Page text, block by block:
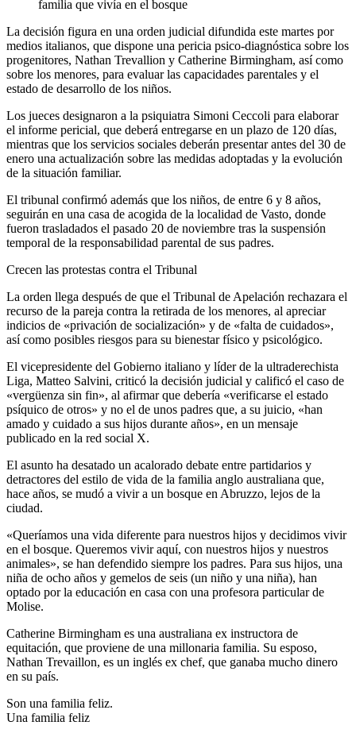
familia que vivía en el bosque
La decisión figura en una orden judicial difundida este martes por
medios italianos, que dispone una pericia psico-diagnóstica sobre los
progenitores, Nathan Trevallion y Catherine Birmingham, así como
sobre los menores, para evaluar las capacidades parentales y el
estado de desarrollo de los niños.
Los jueces designaron a la psiquiatra Simoni Ceccoli para elaborar
el informe pericial, que deberá entregarse en un plazo de 120 días,
mientras que los servicios sociales deberán presentar antes del 30 de
enero una actualización sobre las medidas adoptadas y la evolución
de la situación familiar.
El tribunal confirmó además que los niños, de entre 6 y 8 años,
seguirán en una casa de acogida de la localidad de Vasto, donde
fueron trasladados el pasado 20 de noviembre tras la suspensión
temporal de la responsabilidad parental de sus padres.
Crecen las protestas contra el Tribunal
La orden llega después de que el Tribunal de Apelación rechazara el
recurso de la pareja contra la retirada de los menores, al apreciar
indicios de «privación de socialización» y de «falta de cuidados»,
así como posibles riesgos para su bienestar físico y psicológico.
El vicepresidente del Gobierno italiano y líder de la ultraderechista
Liga, Matteo Salvini, criticó la decisión judicial y calificó el caso de
«vergüenza sin fin», al afirmar que debería «verificarse el estado
psíquico de otros» y no el de unos padres que, a su juicio, «han
amado y cuidado a sus hijos durante años», en un mensaje
publicado en la red social X.
El asunto ha desatado un acalorado debate entre partidarios y
detractores del estilo de vida de la familia anglo australiana que,
hace años, se mudó a vivir a un bosque en Abruzzo, lejos de la
ciudad.
«Queríamos una vida diferente para nuestros hijos y decidimos vivir
en el bosque. Queremos vivir aquí, con nuestros hijos y nuestros
animales», se han defendido siempre los padres. Para sus hijos, una
niña de ocho años y gemelos de seis (un niño y una niña), han
optado por la educación en casa con una profesora particular de
Molise.
Catherine Birmingham es una australiana ex instructora de
equitación, que proviene de una millonaria familia. Su esposo,
Nathan Trevaillon, es un inglés ex chef, que ganaba mucho dinero
en su país.
Son una familia feliz.
Una familia feliz